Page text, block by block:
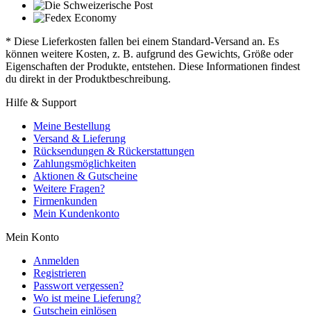
* Diese Lieferkosten fallen bei einem Standard-Versand an. Es
können weitere Kosten, z. B. aufgrund des Gewichts, Größe oder
Eigenschaften der Produkte, entstehen. Diese Informationen findest
du direkt in der Produktbeschreibung.
Hilfe & Support
Meine Bestellung
Versand & Lieferung
Rücksendungen & Rückerstattungen
Zahlungsmöglichkeiten
Aktionen & Gutscheine
Weitere Fragen?
Firmenkunden
Mein Kundenkonto
Mein Konto
Anmelden
Registrieren
Passwort vergessen?
Wo ist meine Lieferung?
Gutschein einlösen